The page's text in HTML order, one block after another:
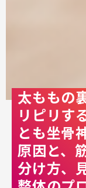
太ももの
リピリす
とも坐骨
原因と、
分け方、